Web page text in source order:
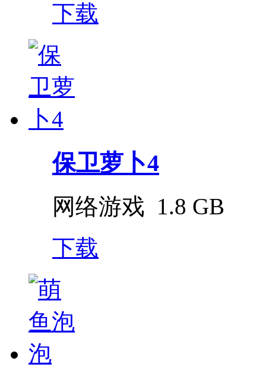
下载
保卫萝卜4
网络游戏 1.8 GB
下载